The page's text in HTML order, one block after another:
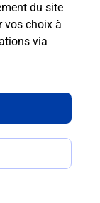
du site
vos choix à
via